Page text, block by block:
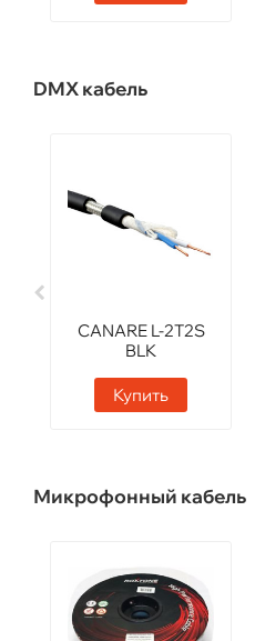
DMX кабель
CANARE L-2T2S
BLK
Купить
Микрофонный кабель